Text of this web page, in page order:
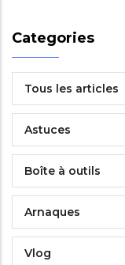
Categories
Tous les articles
Astuces
Boîte à outils
Arnaques
Vlog